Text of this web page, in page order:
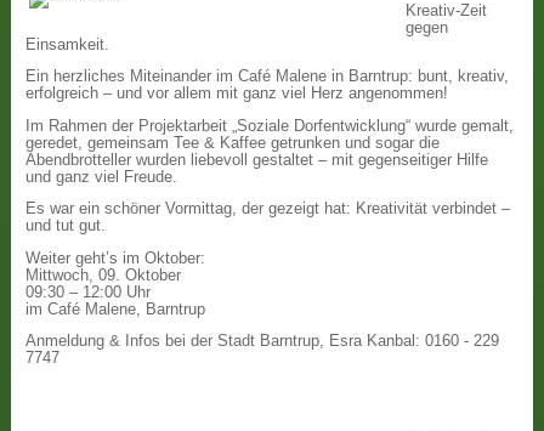
Kreativ-Zeit
gegen
Einsamkeit.
Ein herzliches Miteinander im Café Malene in Barntrup: bunt, kreativ,
erfolgreich – und vor allem mit ganz viel Herz angenommen!
Im Rahmen der Projektarbeit „Soziale Dorfentwicklung“ wurde gemalt,
geredet, gemeinsam Tee & Kaffee getrunken und sogar die
Abendbrotteller wurden liebevoll gestaltet – mit gegenseitiger Hilfe
und ganz viel Freude.
Es war ein schöner Vormittag, der gezeigt hat: Kreativität verbindet –
und tut gut.
Weiter geht’s im Oktober:
Mittwoch, 09. Oktober
09:30 – 12:00 Uhr
im Café Malene, Barntrup
Anmeldung & Infos bei der Stadt Barntrup, Esra Kanbal: 0160 - 229
7747